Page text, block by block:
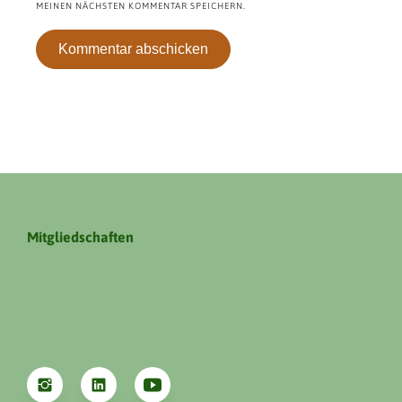
MEINEN NÄCHSTEN KOMMENTAR SPEICHERN.
Mitgliedschaften